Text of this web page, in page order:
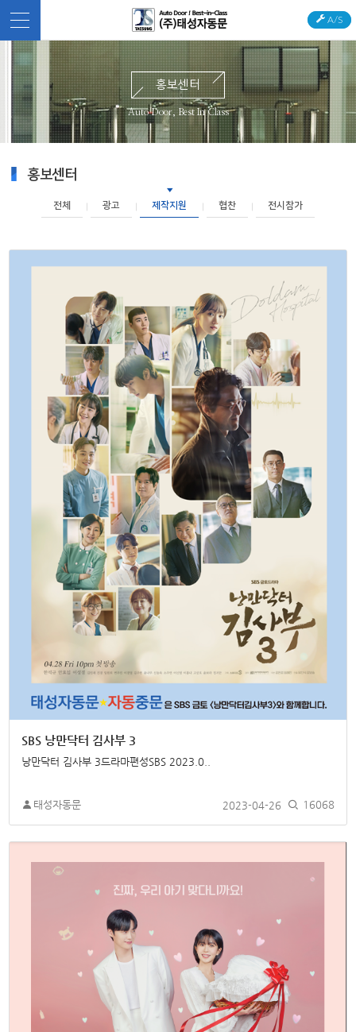
A/S
홍보센터
Auto Door, Best In Class
홍보센터
전체 광고 제작지원 협찬 전시참가
SBS 낭만닥터 김사부 3
낭만닥터 김사부 3드라마편성SBS 2023.0..
태성자동문 2023-04-26 16068